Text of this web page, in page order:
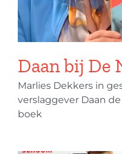
Daan bij De
Marlies Dekkers in
verslaggever Daan
boek